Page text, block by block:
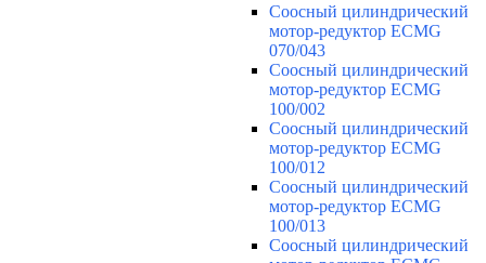
Соосный цилиндрический
мотор-редуктор ECMG
070/043
Соосный цилиндрический
мотор-редуктор ECMG
100/002
Соосный цилиндрический
мотор-редуктор ECMG
100/012
Соосный цилиндрический
мотор-редуктор ECMG
100/013
Соосный цилиндрический